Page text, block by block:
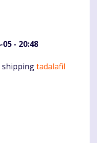
05 - 20:48
shippingtadalafil